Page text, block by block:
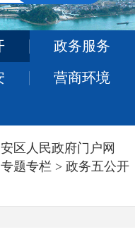
政务服务
营商环境
区人民政府门户网
专题专栏 > 政务五公开